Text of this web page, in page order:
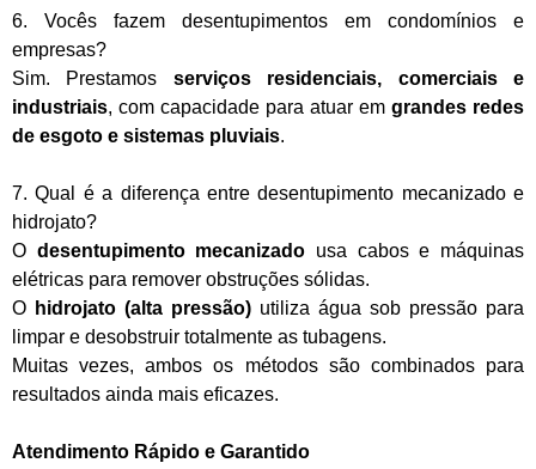
6. Vocês fazem desentupimentos em condomínios e
empresas?
Sim. Prestamos serviços residenciais, comerciais e
industriais, com capacidade para atuar em grandes redes
de esgoto e sistemas pluviais.
7. Qual é a diferença entre desentupimento mecanizado e
hidrojato?
O desentupimento mecanizado usa cabos e máquinas
elétricas para remover obstruções sólidas.
O hidrojato (alta pressão) utiliza água sob pressão para
limpar e desobstruir totalmente as tubagens.
Muitas vezes, ambos os métodos são combinados para
resultados ainda mais eficazes.
Atendimento Rápido e Garantido